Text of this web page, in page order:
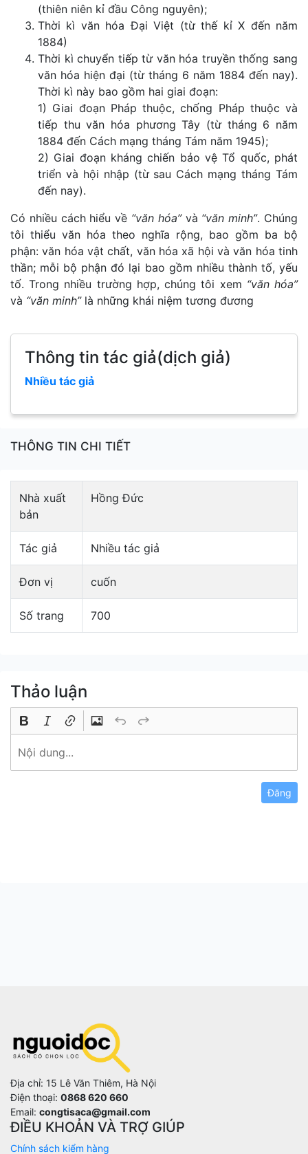
(thiên niên kỉ đầu Công nguyên);
Thời kì văn hóa Đại Việt (từ thế kỉ X đến năm
1884)
Thời kì chuyển tiếp từ văn hóa truyền thống sang
văn hóa hiện đại (từ tháng 6 năm 1884 đến nay).
Thời kì này bao gồm hai giai đoạn:
1) Giai đoạn Pháp thuộc, chống Pháp thuộc và
tiếp thu văn hóa phương Tây (từ tháng 6 năm
1884 đến Cách mạng tháng Tám năm 1945);
2) Giai đoạn kháng chiến bảo vệ Tổ quốc, phát
triển và hội nhập (từ sau Cách mạng tháng Tám
đến nay).
Có nhiều cách hiểu về “văn hóa”và “văn minh”. Chúng
tôi thiểu văn hóa theo nghĩa rộng, bao gồm ba bộ
phận: văn hóa vật chất, văn hóa xã hội và văn hóa tinh
thần; mỗi bộ phận đó lại bao gồm nhiều thành tố, yếu
tố. Trong nhiều trường hợp, chúng tôi xem “văn hóa”
và “văn minh”là những khái niệm tương đương
Thông tin tác giả(dịch giả)
Nhiều tác giả
THÔNG TIN CHI TIẾT
Nhà xuất
bản
Hồng Đức
Tác giả Nhiều tác giả
Đơn vị cuốn
Số trang 700
Thảo luận
Đăng
Địa chỉ: 15 Lê Văn Thiêm, Hà Nội
Điện thoại: 0868 620 660
Email: congtisaca@gmail.com
ĐIỀU KHOẢN VÀ TRỢ GIÚP
Chính sách kiểm hàng